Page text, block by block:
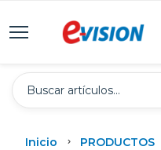
Inicio PRODUCTOS